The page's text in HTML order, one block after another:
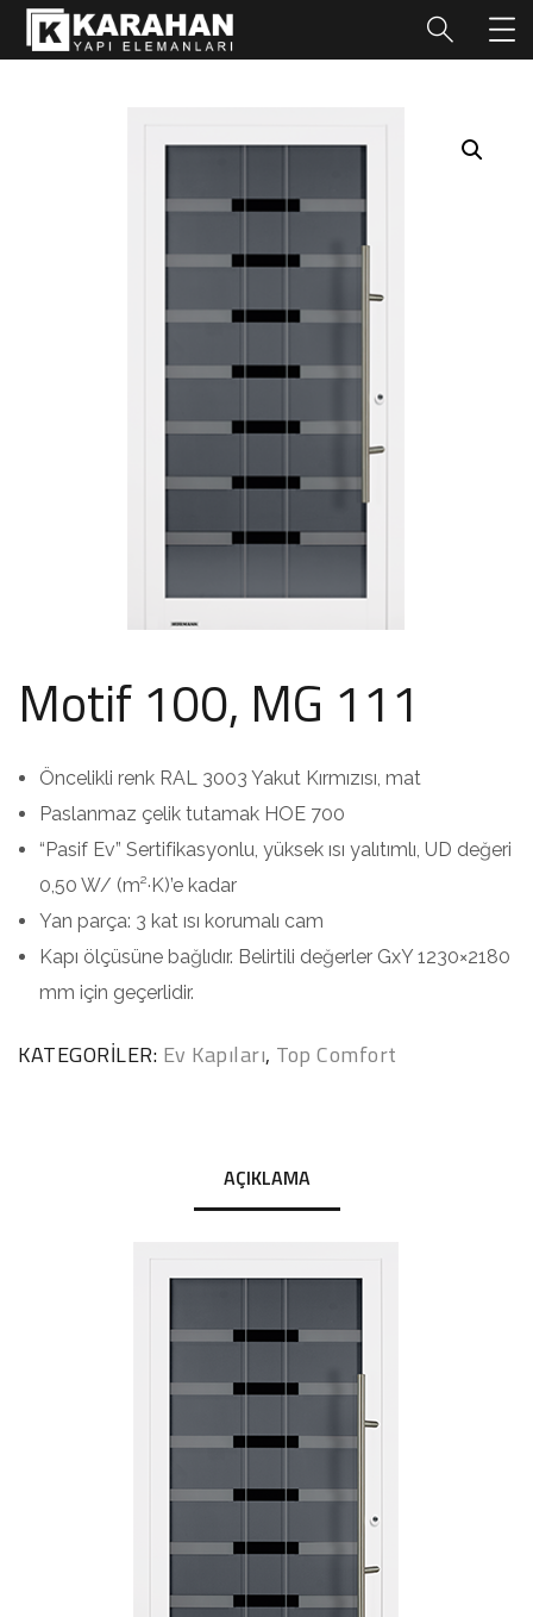
Motif 100, MG 111
Öncelikli renk RAL 3003 Yakut Kırmızısı, mat
Paslanmaz çelik tutamak HOE 700
“Pasif Ev” Sertifikasyonlu, yüksek ısı yalıtımlı, UD değeri
0,50 W/ (m²·K)’e kadar
Yan parça: 3 kat ısı korumalı cam
Kapı ölçüsüne bağlıdır. Belirtili değerler GxY 1230×2180
mm için geçerlidir.
KATEGORILER: Ev Kapıları, Top Comfort
AÇIKLAMA